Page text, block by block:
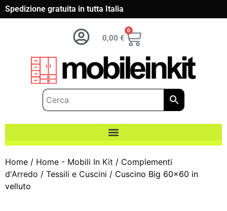
Spedizione gratuita in tutta Italia
0,00 €
0
Home / Home - Mobili In Kit / Complementi
d'Arredo / Tessili e Cuscini / Cuscino Big 60×60 in
velluto